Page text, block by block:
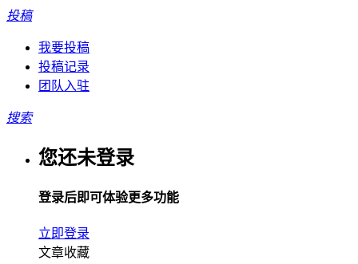
投稿
我要投稿
投稿记录
团队入驻
搜索
您还未登录
登录后即可体验更多功能
立即登录
文章收藏